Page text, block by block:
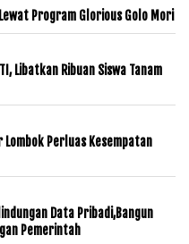
Program Glorious Golo Mori
Libatkan Ribuan Siswa Tanam
Perluas Kesempatan
Data Pribadi,Bangun
Pemerintah